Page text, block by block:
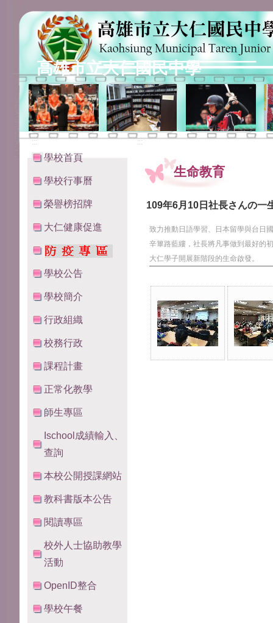
高雄市立大仁國民中學
:::
學校首頁
學校行事曆
榮譽榜招牌
大仁健康促進
學校公告
學校簡介
行政組織
校務行政
課程計畫
正常化教學
師生專區
Ischool成績輸入、
查詢
本校公開授課網站
教科書版本公告
閱讀專區
校外人士協助教學
活動
OpenID整合
學校午餐
:::
生命教育
109年6月10日社長さんの一
致力推動日語學習、日本留學與台日
辛篳路藍縷，社長將凡事做到最好的
大仁學子開展新階段的生命啟發。